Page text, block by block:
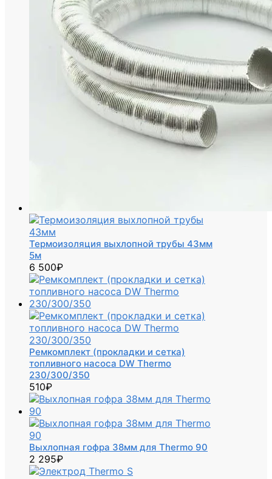
Термоизоляция выхлопной трубы 43мм
5м
6 500₽
Ремкомплект (прокладки и сетка)
топливного насоса DW Thermo
230/300/350
510₽
Выхлопная гофра 38мм для Thermo 90
2 295₽